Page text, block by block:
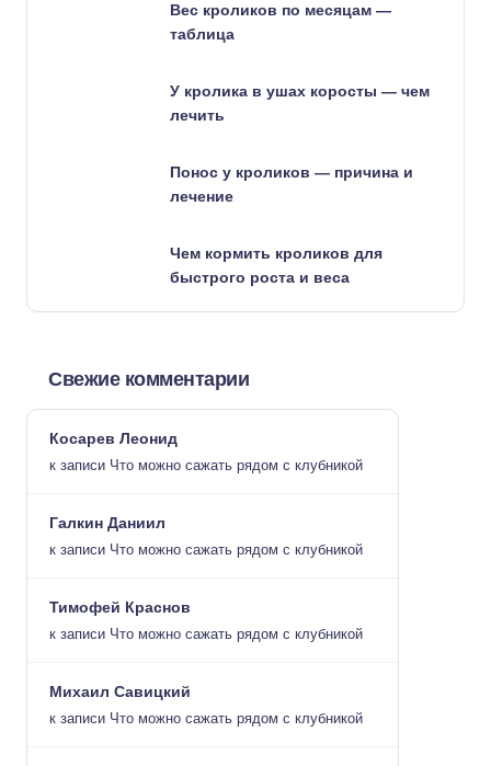
Вес кроликов по месяцам —
таблица
У кролика в ушах коросты — чем
лечить
Понос у кроликов — причина и
лечение
Чем кормить кроликов для
быстрого роста и веса
Свежие комментарии
Косарев Леонид
к записи Что можно сажать рядом с клубникой
Галкин Даниил
к записи Что можно сажать рядом с клубникой
Тимофей Краснов
к записи Что можно сажать рядом с клубникой
Михаил Савицкий
к записи Что можно сажать рядом с клубникой